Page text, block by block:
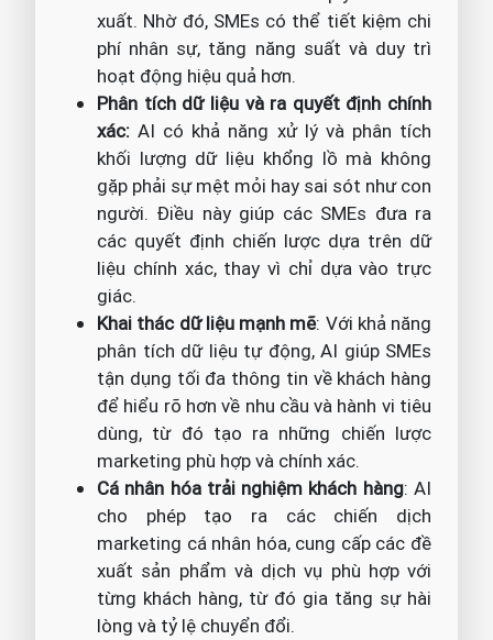
xuất. Nhờ đó, SMEs có thể tiết kiệm chi
phí nhân sự, tăng năng suất và duy trì
hoạt động hiệu quả hơn.
Phân tích dữ liệu và ra quyết định chính
xác:AI có khả năng xử lý và phân tích
khối lượng dữ liệu khổng lồ mà không
gặp phải sự mệt mỏi hay sai sót như con
người. Điều này giúp các SMEs đưa ra
các quyết định chiến lược dựa trên dữ
liệu chính xác, thay vì chỉ dựa vào trực
giác.
Khai thác dữ liệu mạnh mẽ: Với khả năng
phân tích dữ liệu tự động, AI giúp SMEs
tận dụng tối đa thông tin về khách hàng
để hiểu rõ hơn về nhu cầu và hành vi tiêu
dùng, từ đó tạo ra những chiến lược
marketing phù hợp và chính xác.
Cá nhân hóa trải nghiệm khách hàng: AI
cho phép tạo ra các chiến dịch
marketing cá nhân hóa, cung cấp các đề
xuất sản phẩm và dịch vụ phù hợp với
từng khách hàng, từ đó gia tăng sự hài
lòng và tỷ lệ chuyển đổi.